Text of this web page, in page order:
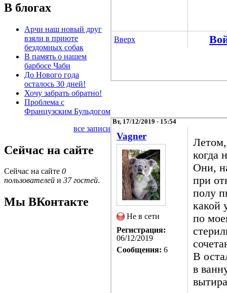
В блогах
Арчи наш новый друг
взяли в приюте
бездомных собак
В память о нашем
барбосе Чаби
До Нового года
осталось 30 дней!
Хочу забрать обратно!
Проблема с
Французским Бульдогом
все записи
Сейчас на сайте
Сейчас на сайте 0
пользователей и 37 гостей.
Мы ВКонтакте
Вверх
Вт, 17/12/2019 - 15:54
Vagner
Не в сети
Регистрация:
06/12/2019
Сообщения: 6
когда
Они,
при
полу
какой
по
В
в